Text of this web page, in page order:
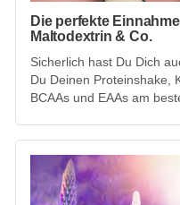
Die perfekte
Maltodextrin & Co.
Sicherlich hast Du Dich
Du Deinen Proteinshake,
BCAAs und EAAs am